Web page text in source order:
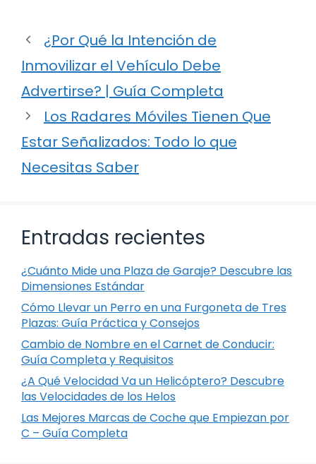
¿Por Qué la Intención de
Inmovilizar el Vehículo Debe
Advertirse? | Guía Completa
Los Radares Móviles Tienen Que
Estar Señalizados: Todo lo que
Necesitas Saber
Entradas recientes
¿Cuánto Mide una Plaza de Garaje? Descubre las
Dimensiones Estándar
Cómo Llevar un Perro en una Furgoneta de Tres
Plazas: Guía Práctica y Consejos
Cambio de Nombre en el Carnet de Conducir:
Guía Completa y Requisitos
¿A Qué Velocidad Va un Helicóptero? Descubre
las Velocidades de los Helos
Las Mejores Marcas de Coche que Empiezan por
C – Guía Completa